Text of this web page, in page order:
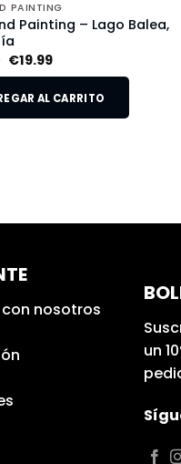
PAINTING
Painting – Lago Balea,
€19.99
AL CARRITO
nosotros
un